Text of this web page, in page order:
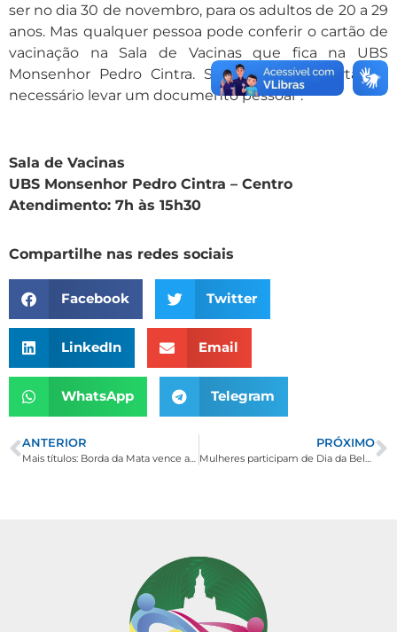
ser no dia 30 de novembro, para os adultos de 20 a 29
anos. Mas qualquer pessoa pode conferir o cartão de
vacinação na Sala de Vacinas que fica na UBS
Monsenhor Pedro Cintra. Se não tiver o cartão, é
necessário levar um documento pessoal”.
Sala de Vacinas
UBS Monsenhor Pedro Cintra – Centro
Atendimento: 7h às 15h30
Compartilhe nas redes sociais
Facebook Twitter
LinkedIn Email
WhatsApp Telegram
ANTERIOR
Mais títulos: Borda da Mata vence a Ouro Copa nas categorias sub-13 e sub-15
PRÓXIMO
Mulheres participam de Dia da Beleza promovido pelo Cras